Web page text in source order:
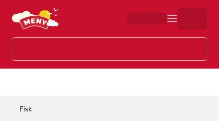
Hopp til hovedinnhold
Fisk